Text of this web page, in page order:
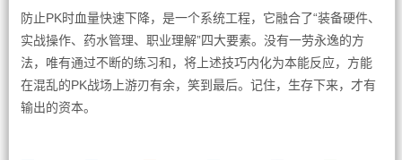
防止PK时血量快速下降，是一个系统工程，它融合了“装备硬件、
实战操作、药水管理、职业理解”四大要素。没有一劳永逸的方
法，唯有通过不断的练习和，将上述技巧内化为本能反应，方能
在混乱的PK战场上游刃有余，笑到最后。记住，生存下来，才有
输出的资本。